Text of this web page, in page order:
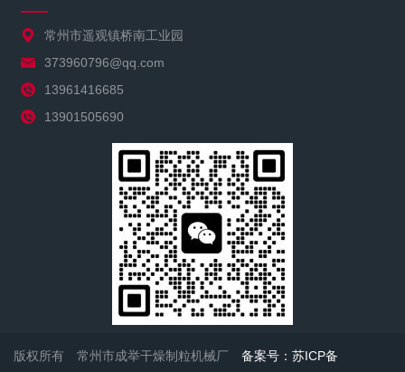
常州市遥观镇桥南工业园
373960796@qq.com
13961416685
13901505690
版权所有 常州市成举干燥制粒机械厂 备案号：苏ICP备